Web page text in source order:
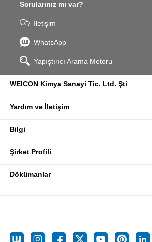
Sorularınız mı var?
İletişim
WhatsApp
Yapıştırıcı Arama Motoru
WEICON Kimya Sanayi Tic. Ltd. Şti
Yardım ve İletişim
Bilgi
Şirket Profili
Dökümanlar